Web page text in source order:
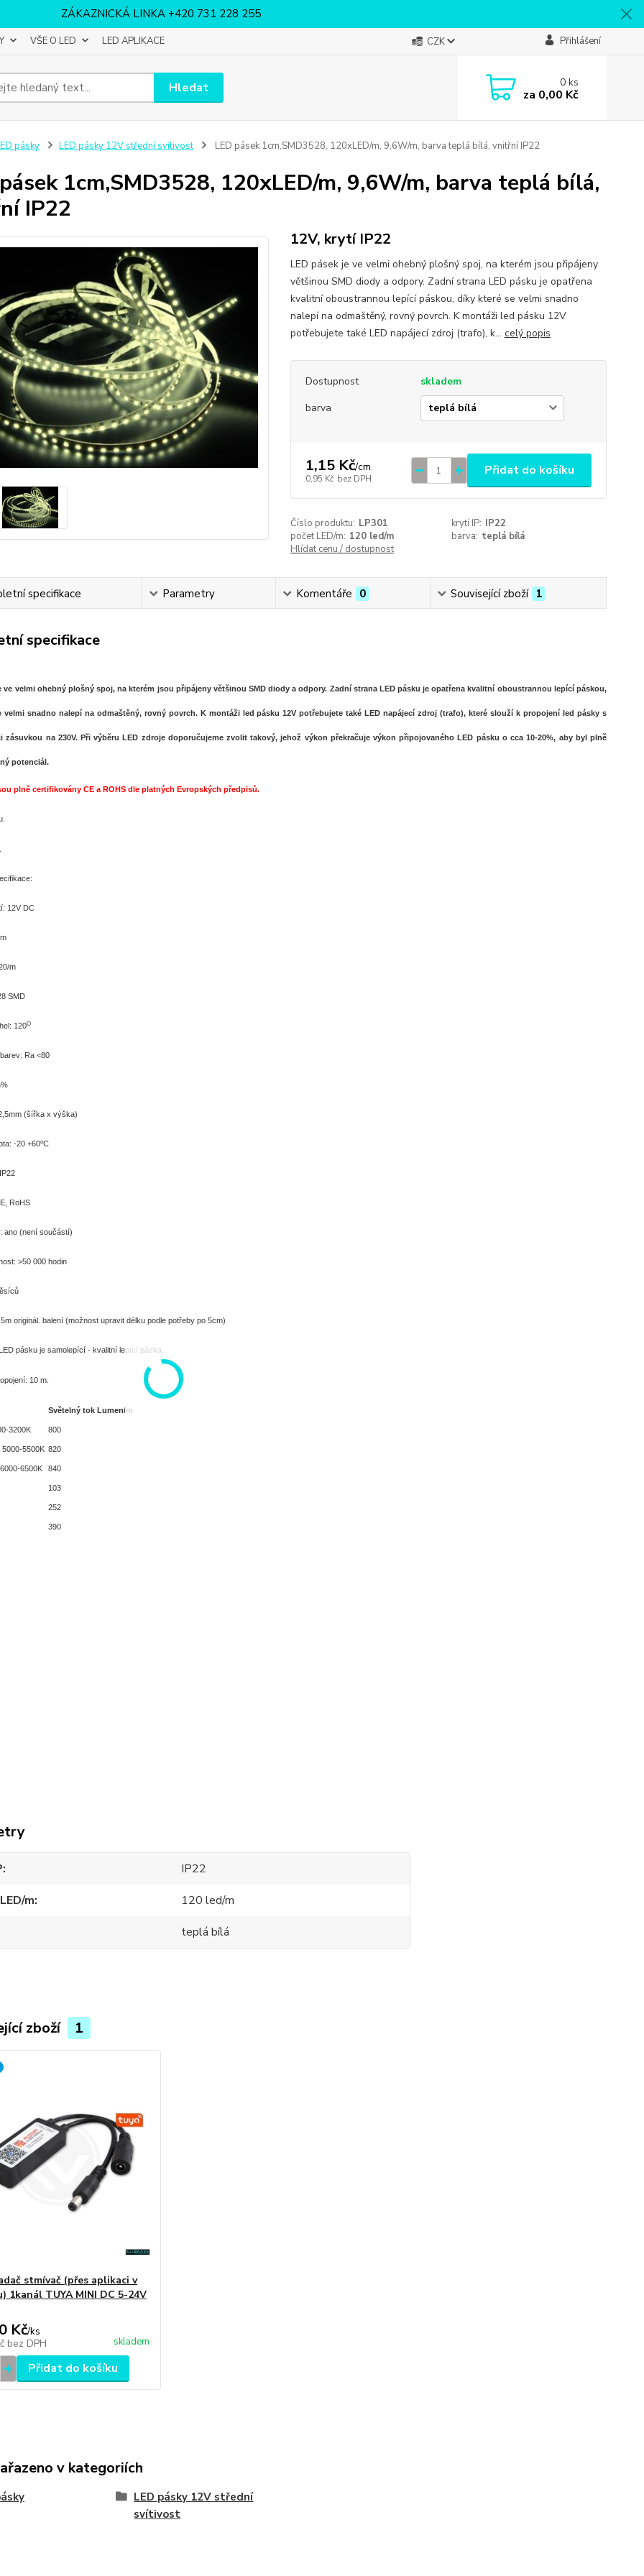
ZÁKAZNICKÁ LINKA +420 731 228 255
VŠE O LED LED APLIKACE CZK Přihlášení
Hledat 0ks
za 0,00 Kč
pásky LED pásky 12V střední svítivost LED pásek 1cm,SMD3528, 120xLED/m, 9,6W/m, barva teplá bílá, vnitřní IP22
1cm,SMD3528, 120xLED/m, 9,6W/m, barva teplá bílá,
IP22
12V, krytí IP22
LED pásek je ve velmi ohebný plošný spoj, na kterém jsou připájeny
většinou SMD diody a odpory. Zadní strana LED pásku je opatřena
kvalitní oboustrannou lepící páskou, díky které se velmi snadno
nalepí na odmaštěný, rovný povrch. K montáži led pásku 12V
potřebujete také LED napájecí zdroj (trafo), k... celý popis
Dostupnost
skladem
barva
1,15 Kč/cm
0,95 Kč bez DPH
Přidat do košíku
Číslo produktu: LP301 krytí IP: IP22
počet LED/m: 120 led/m barva: teplá bílá
Hlídat cenu / dostupnost
specifikace Parametry Komentáře 0 Související zboží 1
specifikace
ve velmi ohebný plošný spoj, na kterém jsou připájeny většinou SMD diody a odpory. Zadní strana LED pásku je opatřena kvalitní oboustrannou lepící páskou,
velmi snadno nalepí na odmaštěný, rovný povrch. K montáži led pásku 12V potřebujete také LED napájecí zdroj (trafo), které slouží k propojení led pásky s
zásuvkou na 230V. Při výběru LED zdroje doporučujeme zvolit takový, jehož výkon překračuje výkon připojovaného LED pásku o cca 10-20%, aby byl plně
potenciál.
plně certifikovány CE a ROHS dle platných Evropských předpisů.
12V DC
m
SMD
120O
Ra <80
(šířka x výška)
-20 +60oC
RoHS
ano (není součástí)
>50 000 hodin
originál. balení (možnost upravit délku podle potřeby po 5cm)
pásku je samolepící - kvalitní lepící páska.
10 m.
Světelný tok Lumen/m
3200K 800
5500K 820
6500K 840
103
252
390
IP22
m
120 led/m
teplá bílá
zboží 1
stmívač (přes aplikaci v
1kanál TUYA MINI DC 5-24V
Kč/ks
bez DPH skladem
Přidat do košíku
v kategoriích
LED pásky 12V střední
svítivost